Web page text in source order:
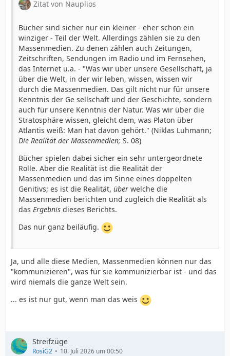
Zitat von Nauplios
Bücher sind sicher nur ein kleiner - eher schon ein
winziger - Teil der Welt. Allerdings zählen sie zu den
Massenmedien. Zu denen zählen auch Zeitungen,
Zeitschriften, Sendungen im Radio und im Fernsehen,
das Internet u.a. - "Was wir über unsere Gesellschaft, ja
über die Welt, in der wir leben, wissen, wissen wir
durch die Massenmedien. Das gilt nicht nur für unsere
Kenntnis der Ge sellschaft und der Geschichte, sondern
auch für unsere Kenntnis der Natur. Was wir über die
Stratosphäre wissen, gleicht dem, was Platon über
Atlantis weiß: Man hat davon gehört." (Niklas Luhmann;
Die Realität der Massenmedien; S. 08)
Bücher spielen dabei sicher ein sehr untergeordnete
Rolle. Aber die Realität ist die Realität der
Massenmedien und das im Sinne eines doppelten
Genitivs; es ist die Realität, über welche die
Massenmedien berichten und zugleich die Realität als
das Ergebnis dieses Berichts.
Das nur ganz beiläufig.
Ja, und alle diese Medien, Massenmedien können nur das
"kommunizieren", was für sie kommunizierbar ist - und das
wird niemals die ganze Welt sein.
... es ist nur gut, wenn man das weis
Streifzüge
RosiG2 10. Juli 2026 um 00:50